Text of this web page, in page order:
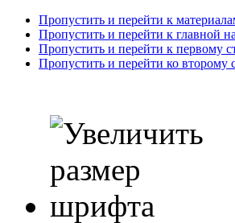
Пропустить и перейти к
Пропустить и перейти к главной
Пропустить и перейти к первому
Пропустить и перейти ко второму